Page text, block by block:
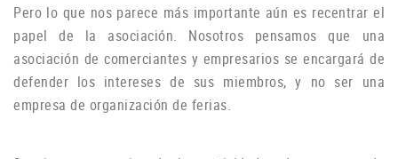
Pero lo que nos parece más importante aún es recentrar el
papel de la asociación. Nosotros pensamos que una
asociación de comerciantes y empresarios se encargará de
defender los intereses de sus miembros, y no ser una
empresa de organización de ferias.